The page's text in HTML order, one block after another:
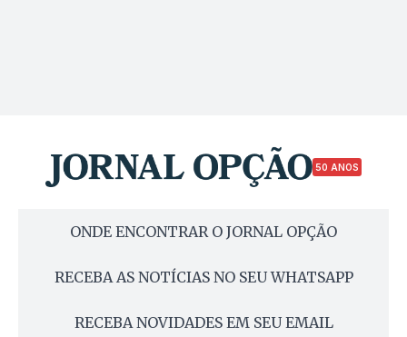
50 ANOS
ONDE ENCONTRAR O JORNAL OPÇÃO
RECEBA AS NOTÍCIAS NO SEU WHATSAPP
RECEBA NOVIDADES EM SEU EMAIL